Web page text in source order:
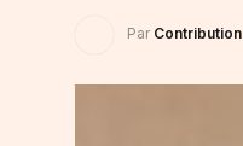
Par Contribution